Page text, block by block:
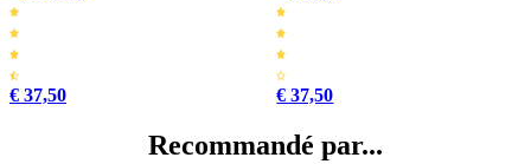
€ 37,50 € 37,50
Recommandé par...